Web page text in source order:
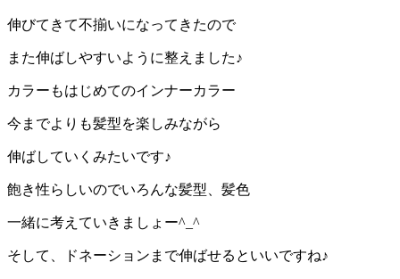
伸びてきて不揃いになってきたので
また伸ばしやすいように整えました♪
カラーもはじめてのインナーカラー
今までよりも髪型を楽しみながら
伸ばしていくみたいです♪
飽き性らしいのでいろんな髪型、髪色
一緒に考えていきましょー^_^
そして、ドネーションまで伸ばせるといいですね♪